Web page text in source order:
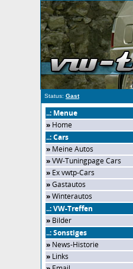
Status: Gast
..: Menue
» Home
..: Cars
» Meine Autos
»VW-Tuningpage Cars
» Ex vwtp-Cars
»Gastautos
»Winterautos
..: VW-Treffen
» Bilder
..: Sonstiges
» News-Historie
» Links